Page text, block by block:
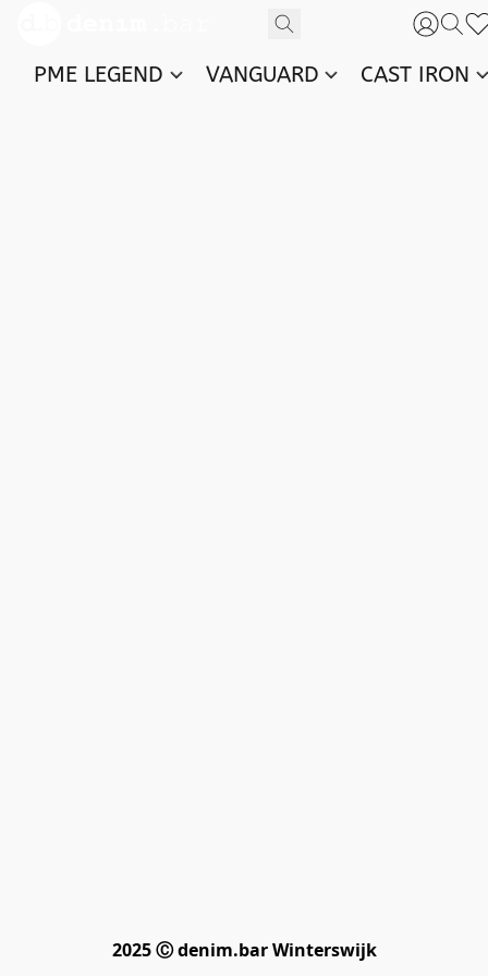
PME LEGEND VANGUARD CAST IRON
2025 Ⓒ denim.bar Winterswijk